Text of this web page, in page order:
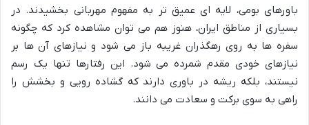
باورهای بومی، لایه ای عمیق تر به مفهوم مهربانی بخشیدند. در
بسیاری از مناطق ایران، هنوز هم می توان مشاهده کرد که چگونه
سفره ها به روی رهگذران غریبه باز می شود و نیازهای آن ها بر
نیازهای خودی مقدم شمرده می شود. این رفتارها تنها یک رسم
نیستند، بلکه ریشه در باوری دارند که گشاده رویی و بخشش را
راهی به سوی برکت و سعادت می دانند.